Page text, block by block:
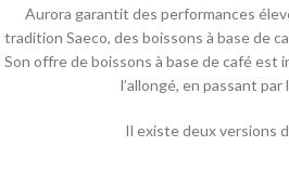
Aurora garantit des performances
tradition Saeco, des boissons à base de
Son offre de boissons à base de café est
l’allongé, en passant par
Il existe deux versions